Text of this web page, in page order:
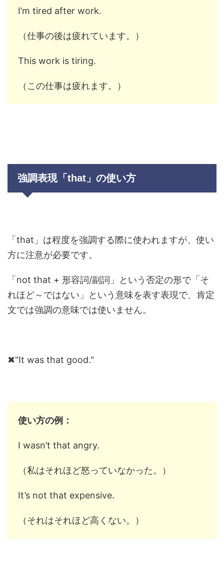
I’m tired after work.
（仕事の後は疲れています。）
This work is tiring.
（この仕事は疲れます。）
強調表現「that」の使い方
「that」は程度を強調する際に使われますが、使い
方に注意が必要です。
「not that + 形容詞/副詞」という否定の形で「そ
れほど～ではない」という意味を表す表現で、肯定
文では強調の意味では使いません。
✖"It was that good."
使い方の例：
I wasn’t that angry.
（私はそれほど怒っていなかった。）
It’s not that expensive.
（それはそれほど高くない。）